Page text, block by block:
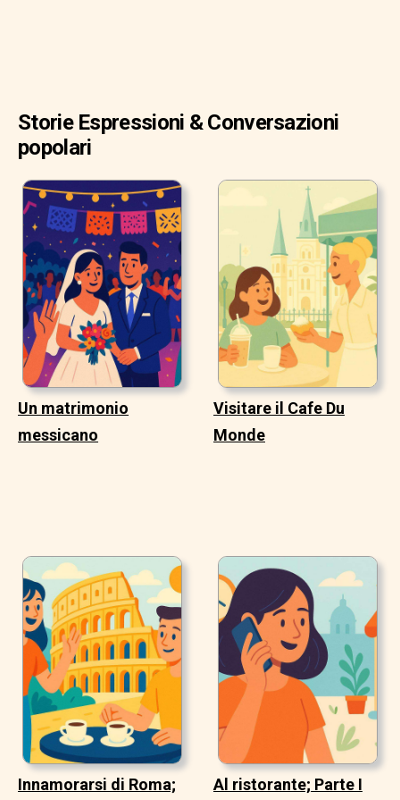
Storie Espressioni & Conversazioni
popolari
Un matrimonio
messicano
Visitare il Cafe Du
Monde
Innamorarsi di Roma;
Al ristorante; Parte I